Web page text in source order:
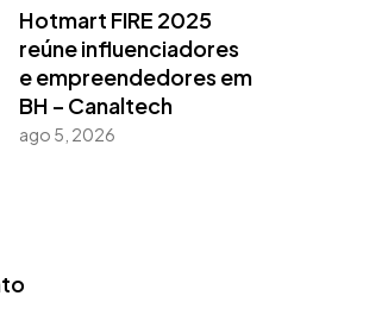
Hotmart FIRE 2025
reúne influenciadores
e empreendedores em
BH – Canaltech
ago 5, 2026